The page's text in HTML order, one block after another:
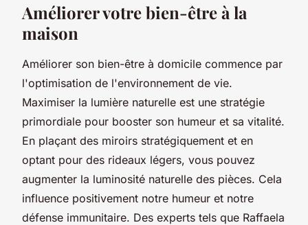
Améliorer votre bien-être à la
maison
Améliorer son bien-être à domicile commence par
l'optimisation de l'environnement de vie.
Maximiser la lumière naturelle est une stratégie
primordiale pour booster son humeur et sa vitalité.
En plaçant des miroirs stratégiquement et en
optant pour des rideaux légers, vous pouvez
augmenter la luminosité naturelle des pièces. Cela
influence positivement notre humeur et notre
défense immunitaire. Des experts tels que Raffaela